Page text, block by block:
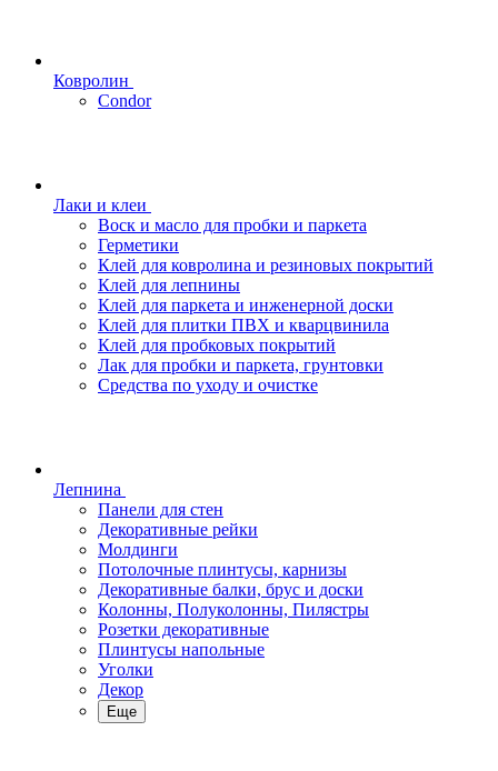
Ковролин
Condor
Лаки и клеи
Воск и масло для пробки и паркета
Герметики
Клей для ковролина и резиновых покрытий
Клей для лепнины
Клей для паркета и инженерной доски
Клей для плитки ПВХ и кварцвинила
Клей для пробковых покрытий
Лак для пробки и паркета, грунтовки
Средства по уходу и очистке
Лепнина
Панели для стен
Декоративные рейки
Молдинги
Потолочные плинтусы, карнизы
Декоративные балки, брус и доски
Колонны, Полуколонны, Пилястры
Розетки декоративные
Плинтусы напольные
Уголки
Декор
Еще